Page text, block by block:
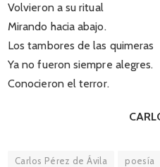
Volvieron a su ritual
Mirando hacia abajo.
Los tambores de las quimeras
Ya no fueron siempre alegres.
Conocieron el terror.
Carlos Pérez de Ávila poesía